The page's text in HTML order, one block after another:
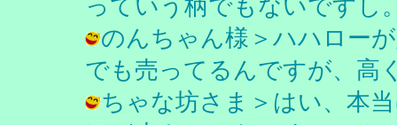
っていう柄でもないですし
のんちゃん様＞ハハロー
でも売ってるんですが、高
ちゃな坊さま＞はい、本